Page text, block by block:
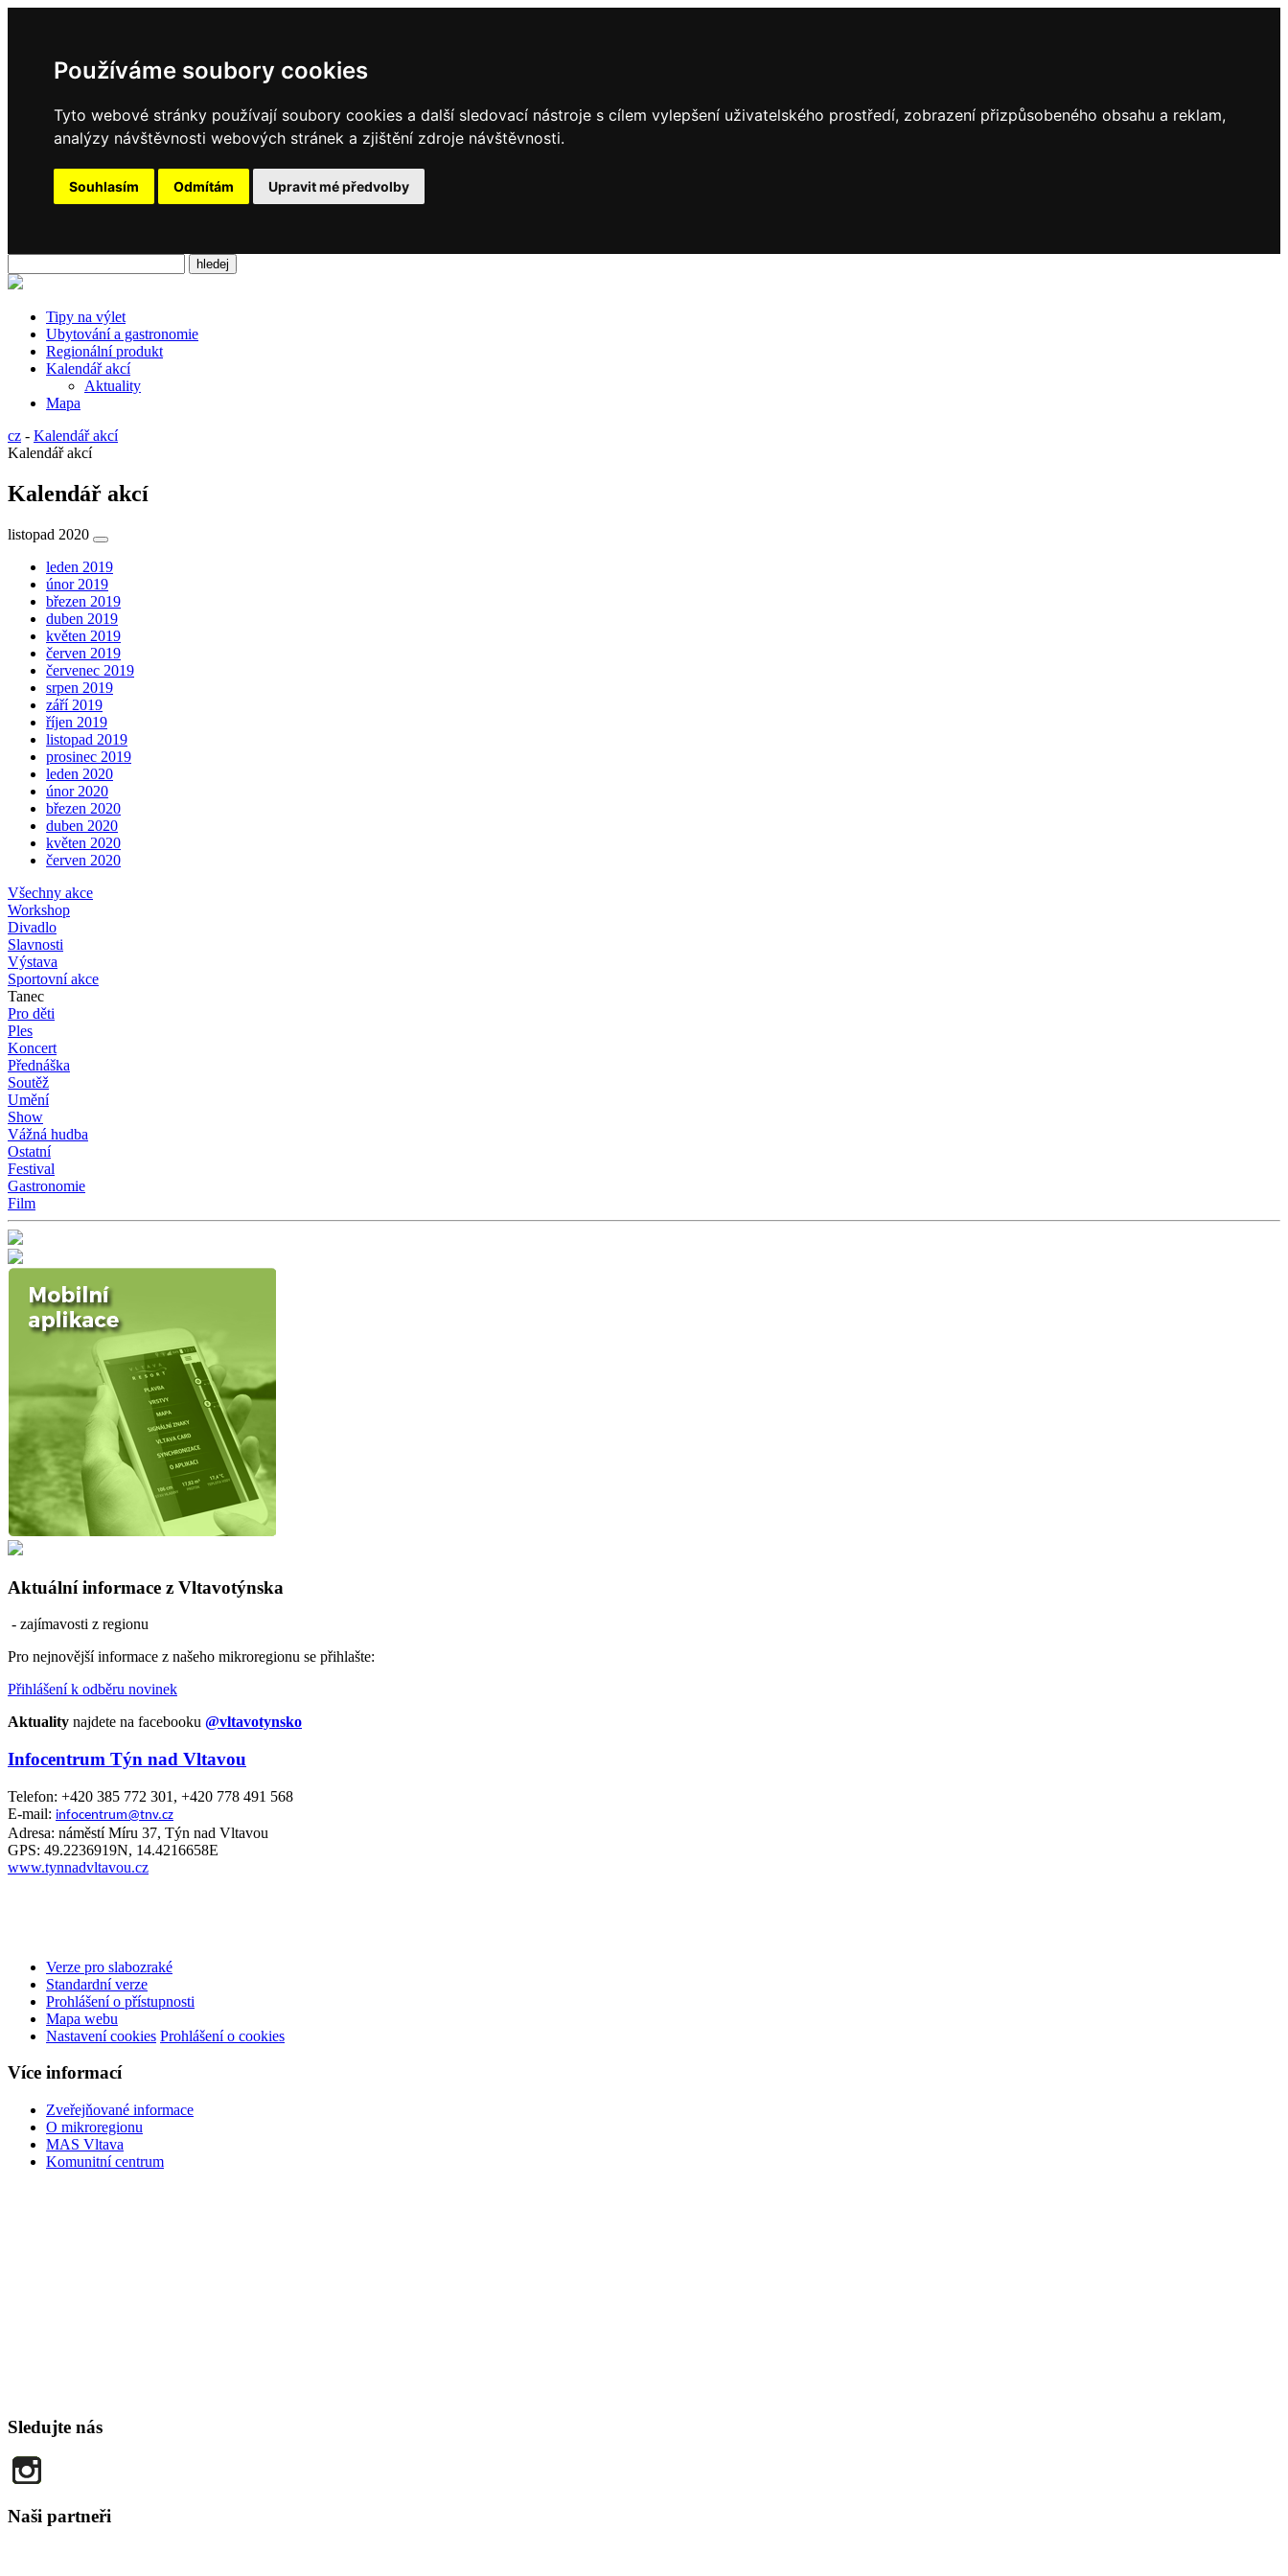
Používáme soubory cookies
Tyto webové stránky používají soubory cookies a další sledovací nástroje s cílem vylepšení uživatelského prostředí, zobrazení přizpůsobeného obsahu a reklam,
analýzy návštěvnosti webových stránek a zjištění zdroje návštěvnosti.
Souhlasím Odmítám Upravit mé předvolby
Tipy na výlet
Ubytování a gastronomie
Regionální produkt
Kalendář akcí
Aktuality
Mapa
cz - Kalendář akcí
Kalendář akcí
Kalendář akcí
listopad 2020
leden 2019
únor 2019
březen 2019
duben 2019
květen 2019
červen 2019
červenec 2019
srpen 2019
září 2019
říjen 2019
listopad 2019
prosinec 2019
leden 2020
únor 2020
březen 2020
duben 2020
květen 2020
červen 2020
Všechny akce
Workshop
Divadlo
Slavnosti
Výstava
Sportovní akce
Tanec
Pro děti
Ples
Koncert
Přednáška
Soutěž
Umění
Show
Vážná hudba
Ostatní
Festival
Gastronomie
Film
Aktuální informace z Vltavotýnska
- zajímavosti z regionu
Pro nejnovější informace z našeho mikroregionu se přihlašte:
Přihlášení k odběru novinek
Aktuality najdete na facebooku @vltavotynsko
Infocentrum Týn nad Vltavou
Telefon: +420 385 772 301, +420 778 491 568
E-mail: infocentrum@tnv.cz
Adresa: náměstí Míru 37, Týn nad Vltavou
GPS: 49.2236919N, 14.4216658E
www.tynnadvltavou.cz
Verze pro slabozraké
Standardní verze
Prohlášení o přístupnosti
Mapa webu
Nastavení cookies Prohlášení o cookies
Více informací
Zveřejňované informace
O mikroregionu
MAS Vltava
Komunitní centrum
Sledujte nás
Naši partneři